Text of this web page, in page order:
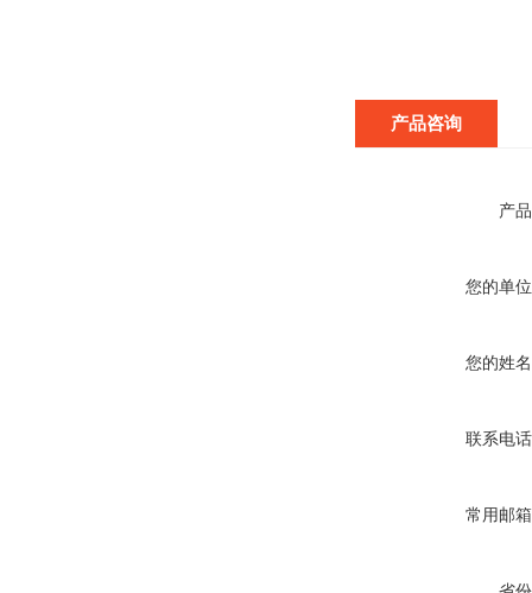
产品咨询
产
您的单
您的姓
联系电
常用邮